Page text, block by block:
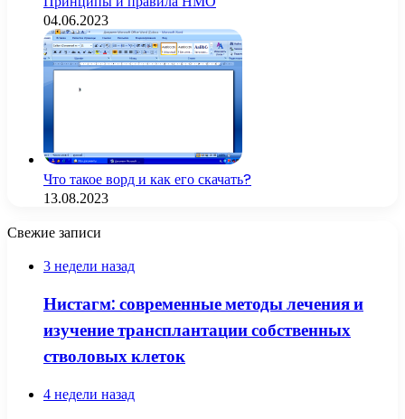
04.06.2023
Что такое ворд и как его скачать?
13.08.2023
Свежие записи
3 недели назад
Нистагм: современные методы лечения и
изучение трансплантации собственных
стволовых клеток
4 недели назад